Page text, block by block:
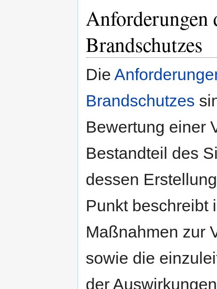
Anforderungen
Brandschutzes
Die
Brandschutzes
Bewertung einer
Bestandteil des
dessen
Punkt beschreibt
Maßnahmen zur
sowie die
der